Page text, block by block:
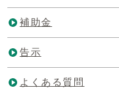
補助金
告示
よくある質問